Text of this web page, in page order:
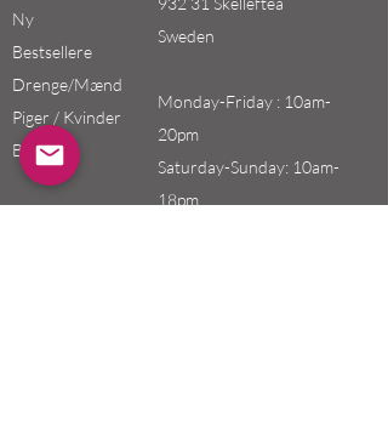
Ny
Bestsellere
Drenge/Mænd
Piger / Kvinder
Børn
Sweden
Monday-Friday : 10am-
20pm
Saturday-Sunday: 10am-
18pm